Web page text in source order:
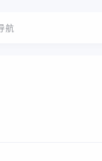
航